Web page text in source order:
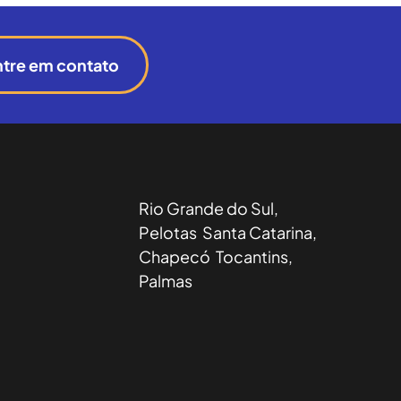
em contato
Rio Grande do Sul,
Pelotas Santa Catarina,
Chapecó Tocantins,
Palmas